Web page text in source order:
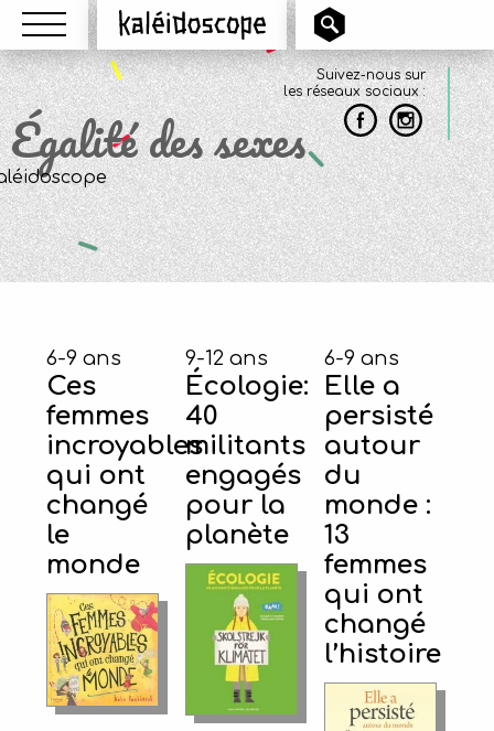
Menu Kaléidoscope
Suivez-nous sur
les réseaux sociaux :
Égalité des sexes
6-9 ans
Ces
femmes
incroyables
qui ont
changé
le
monde
9-12 ans
Écologie:
40
militants
engagés
pour la
planète
6-9 ans
Elle a
persisté
autour
du
monde :
13
femmes
qui ont
changé
l’histoire